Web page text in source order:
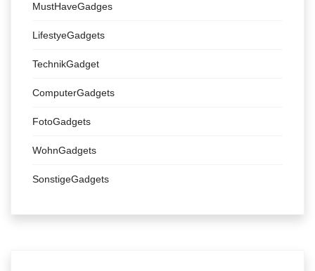
MustHaveGadges
LifestyeGadgets
TechnikGadget
ComputerGadgets
FotoGadgets
WohnGadgets
SonstigeGadgets